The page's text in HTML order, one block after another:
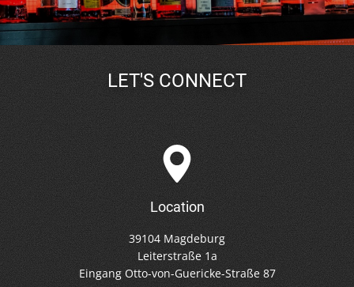
LET'S CONNECT
Location
39104 Magdeburg
Leiterstraße 1a
Eingang Otto-von-Guericke-Straße 87